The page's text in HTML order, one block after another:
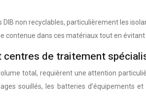
non recyclables, particulièrement les
contenue dans ces matériaux tout en
centres de traitement
total, requièrent une attention
souillés, les batteries d’équipements